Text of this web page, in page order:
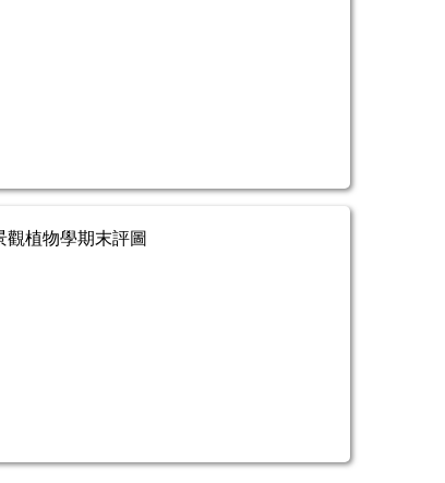
觀植物學期末評圖